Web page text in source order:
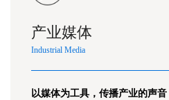
产业媒体
Industrial Media
以媒体为工具，传播产业的声